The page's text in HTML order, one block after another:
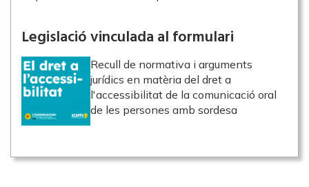
Legislació vinculada al formulari
Recull de normativa i arguments
jurídics en matèria del dret a
l'accessibilitat de la comunicació oral
de les persones amb sordesa